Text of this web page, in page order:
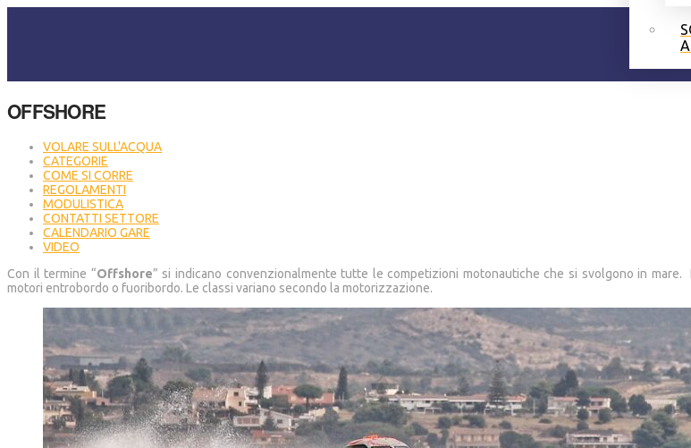
OFFSHORE
VOLARE SULL'ACQUA
CATEGORIE
COME SI CORRE
REGOLAMENTI
MODULISTICA
CONTATTI SETTORE
CALENDARIO GARE
VIDEO
Con il termine “Offshore” si indicano convenzionalmente tutte le competizioni motonautiche che si svolgono in
motori entrobordo o fuoribordo. Le classi variano secondo la motorizzazione.